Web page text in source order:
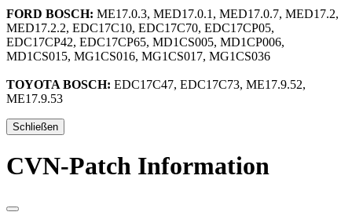
FORD BOSCH: ME17.0.3, MED17.0.1, MED17.0.7, MED17.2,
MED17.2.2, EDC17C10, EDC17C70, EDC17CP05,
EDC17CP42, EDC17CP65, MD1CS005, MD1CP006,
MD1CS015, MG1CS016, MG1CS017, MG1CS036
TOYOTA BOSCH: EDC17C47, EDC17C73, ME17.9.52,
ME17.9.53
Schließen
CVN-Patch Information